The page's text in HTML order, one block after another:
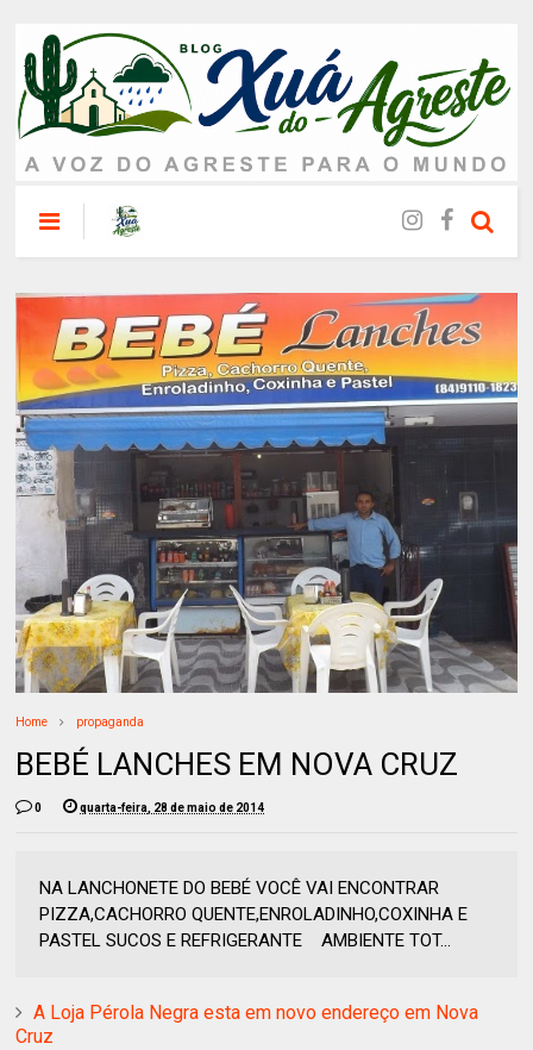
Home propaganda
BEBÉ LANCHES EM NOVA CRUZ
0 quarta-feira, 28 de maio de 2014
NA LANCHONETE DO BEBÉ VOCÊ VAI ENCONTRAR
PIZZA,CACHORRO QUENTE,ENROLADINHO,COXINHA E
PASTEL SUCOS E REFRIGERANTE AMBIENTE TOT...
A Loja Pérola Negra esta em novo endereço em Nova
Cruz